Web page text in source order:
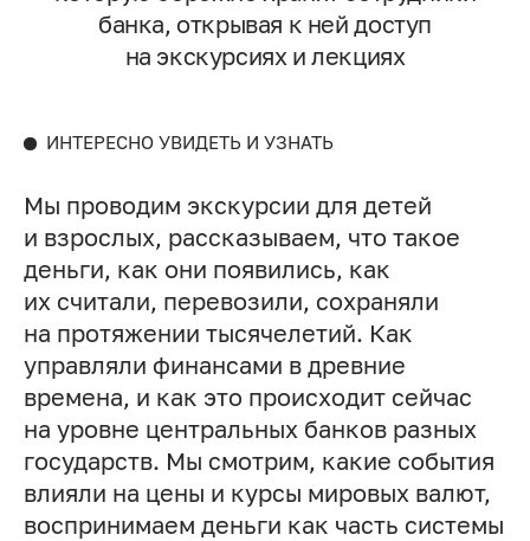
банка, открывая к ней доступ
на экскурсиях и лекциях
ИНТЕРЕСНО УВИДЕТЬ И УЗНАТЬ
Мы проводим экскурсии для детей
и взрослых, рассказываем, что такое
деньги, как они появились, как
их считали, перевозили, сохраняли
на протяжении тысячелетий. Как
управляли финансами в древние
времена, и как это происходит сейчас
на уровне центральных банков разных
государств. Мы смотрим, какие события
влияли на цены и курсы мировых валют,
воспринимаем деньги как часть системы